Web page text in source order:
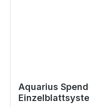
Aquarius